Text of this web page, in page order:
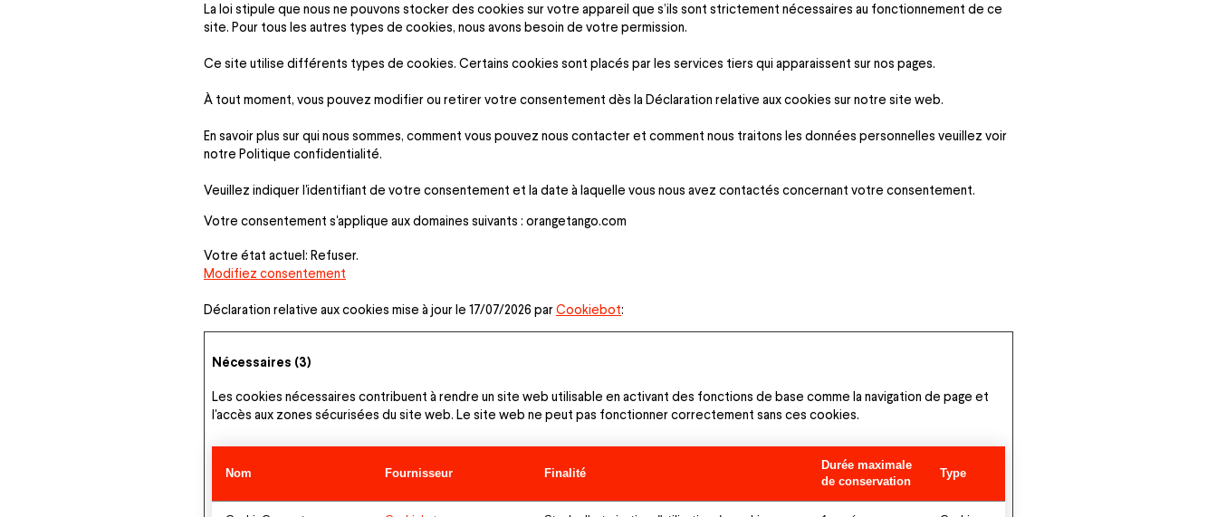
La loi stipule que nous ne pouvons stocker des cookies sur votre appareil que s’ils sont strictement nécessaires au fonctionnement de ce
site. Pour tous les autres types de cookies, nous avons besoin de votre permission.
Ce site utilise différents types de cookies. Certains cookies sont placés par les services tiers qui apparaissent sur nos pages.
À tout moment, vous pouvez modifier ou retirer votre consentement dès la Déclaration relative aux cookies sur notre site web.
En savoir plus sur qui nous sommes, comment vous pouvez nous contacter et comment nous traitons les données personnelles veuillez voir
notre Politique confidentialité.
Veuillez indiquer l'identifiant de votre consentement et la date à laquelle vous nous avez contactés concernant votre consentement.
Votre consentement s'applique aux domaines suivants : orangetango.com
Votre état ​​actuel: Refuser.
Modifiez consentement
Déclaration relative aux cookies mise à jour le 17/07/2026 parCookiebot:
Nécessaires (3)
Les cookies nécessaires contribuent à rendre un site web utilisable en activant des fonctions de base comme la navigation de page et
l'accès aux zones sécurisées du site web. Le site web ne peut pas fonctionner correctement sans ces cookies.
Nom Fournisseur Finalité
Durée maximale
de conservation
Type